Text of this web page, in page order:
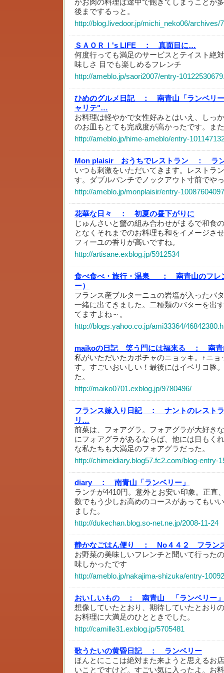
かお肉の料理は途中で飽きてしまうことが
後までするっと。
http://blog.livedoor.jp/michi_neko06/archives/
ＳＡＯＲＩ's LIFE ：
真面目に…
何度行っても満足のサービスとテイスト絶
味しさ 目でも楽しめるフレンチ
http://ameblo.jp/saori2007/entry-
ひめのグルメ日記 ：
南青山「ランベリ
ャリテ"…
お料理は軽やかで女性好みとはいえ、しっ
のお皿もとても完成度が高かったです。ま
http://ameblo.jp/hime-ameblo/entry-
Mon plaisir おうちでレストラン ：
ラ
いつも刺激をいただいてきます。レストラ
す。ダブルパンチでノックアウト寸前でや
http://ameblo.jp/monplaisir/entry-
花華な日々 ：
初夏の昼下がりに
じゅんさいと蟹の組み合わせがまるで和食
となくそれまでのお料理も和をイメージさ
フィーユの香りが高いですね。
http://artisane.exblog.jp/5912534
食べ食べ・旅行・温泉_ ：
南青山のフ
ー）
フランス産ブルターニュの岩塩が入ったバ
一緒に出てきました。二種類のバターを出
てますよね～。
http://blogs.yahoo.co.jp/ami33364/
maikoの日記 笑う門には福来る ：
南
私がいただいたカボチャのニョッキ。↑ニ
す。すごいおいしい！最後にはイベリコ豚
た。
http://maiko0701.exblog.jp/9780496/
フランス嫁入り日記 ：
ナントのレスト
リ…
前菜は、フォアグラ。フォアグラが大好き
にフォアグラがあるならば、他には目もく
な私たちも大満足のフォアグラだった。
http://chimeidiary.blog57.fc2.com/blog-entry-
diary ：
南青山「ランベリー」
ランチが4410円。意外とお安い印象。正直
数でもう少しお高めのコースがあってもい
ました。
http://dukechan.blog.so-net.ne.jp/2008-11-24
静かなごはん便り ：
No４４２ フラン
お野菜の美味しいフレンチと聞いて行った
味しかったです
http://ameblo.jp/nakajima-shizuka/entry-
おいしいもの ：
南青山 「ランベリー
想像していたとおり、期待していたとおり
お料理に大満足のひとときでした。
http://camille31.exblog.jp/5705481
歌うたいの黄昏日記 ：
ランベリー
ほんとにここは絶対また来ようと思えるお
いことですけど。すごい気に入ったよ。お